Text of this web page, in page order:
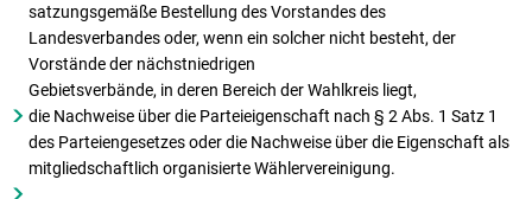
satzungsgemäße Bestellung des Vorstandes des
Landesverbandes oder, wenn ein solcher nicht besteht, der
Vorstände der nächstniedrigen
Gebietsverbände, in deren Bereich der Wahlkreis liegt,
die Nachweise über die Parteieigenschaft nach § 2 Abs. 1 Satz 1
des Parteiengesetzes oder die Nachweise über die Eigenschaft als
mitgliedschaftlich organisierte Wählervereinigung.